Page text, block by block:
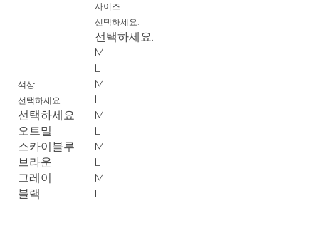
색상
선택하세요.
선택하세요.
오트밀
스카이블루
브라운
그레이
블랙
사이즈
선택하세요.
선택하세요.
M
L
M
L
M
L
M
L
M
L